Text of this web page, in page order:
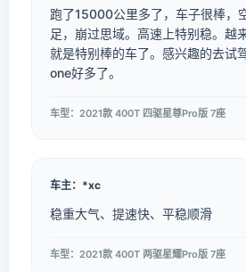
跑了15000公里多了，车子很棒，
足，崩过思域。高速上特别稳。越
就是特别棒的车了。感兴趣的去试
one好多了。
车型：2021款 400T 四驱星尊Pro版 7座
车主：*xc
稳重大气、提速快、平稳顺滑
车型：2021款 400T 两驱星耀Pro版 7座